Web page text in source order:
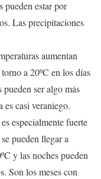
pueden estar por
Las precipitaciones
aumentan
a 20ºC en los días
ser algo más
es casi veraniego.
especialmente fuerte
pueden llegar a
y las noches pueden
Son los meses con